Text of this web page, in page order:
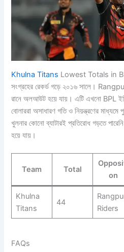
Khulna Titans Lowest Totals in
সংগ্রহের রেকর্ড গড়ে ২০১৬ সালে।
রানে অলআউট হয়ে যায়। এটি এখনো BPL
বোলাররা অসাধারণ গতি ও নিয়ন্ত্রণের
খুলনার কোনো ব্যাটারই প্রতিরোধ গড়তে
হয়ে যায়।
Team Total
on
Khulna
Titans
44
Riders
FAQs